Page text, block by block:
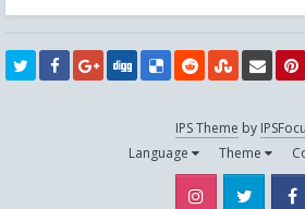
IPS Theme by
Language
Theme
Instagram